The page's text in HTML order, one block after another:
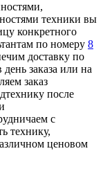
техники вы
конкретного
по номеру 8
доставку по
заказа или на
заказ
после
с
технику,
ценовом